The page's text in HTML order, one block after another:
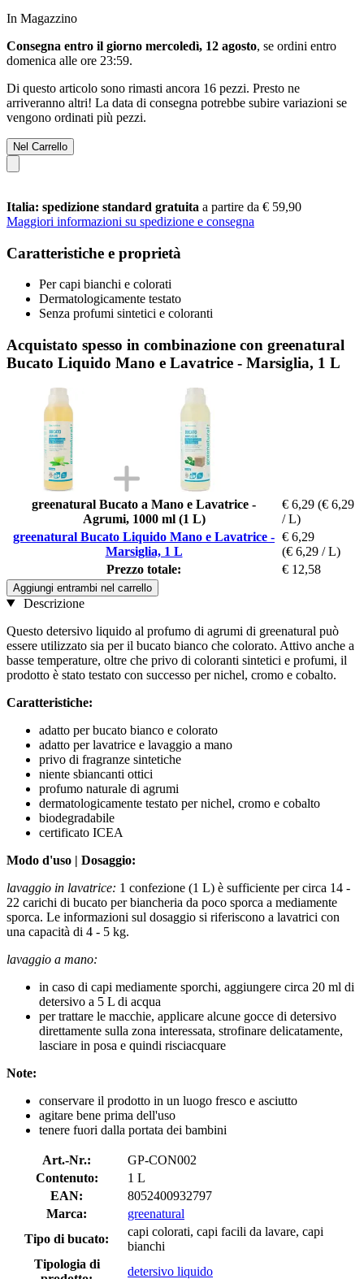
In Magazzino
Consegna entro il giorno mercoledì, 12 agosto, se ordini entro
domenica alle ore 23:59.
Di questo articolo sono rimasti ancora 16 pezzi. Presto ne
arriveranno altri! La data di consegna potrebbe subire variazioni se
vengono ordinati più pezzi.
Nel Carrello
Italia: spedizione standard gratuita a partire da € 59,90
Maggiori informazioni su spedizione e consegna
Caratteristiche e proprietà
Per capi bianchi e colorati
Dermatologicamente testato
Senza profumi sintetici e coloranti
Acquistato spesso in combinazione con greenatural
Bucato Liquido Mano e Lavatrice - Marsiglia, 1 L
greenatural Bucato a Mano e Lavatrice -
Agrumi, 1000 ml (1 L)
€ 6,29 (€ 6,29
/ L)
greenatural Bucato Liquido Mano e Lavatrice -
Marsiglia, 1 L
€ 6,29
(€ 6,29 / L)
Prezzo totale:
€ 12,58
Aggiungi entrambi nel carrello
Descrizione
Questo detersivo liquido al profumo di agrumi di greenatural può
essere utilizzato sia per il bucato bianco che colorato. Attivo anche a
basse temperature, oltre che privo di coloranti sintetici e profumi, il
prodotto è stato testato con successo per nichel, cromo e cobalto.
Caratteristiche:
adatto per bucato bianco e colorato
adatto per lavatrice e lavaggio a mano
privo di fragranze sintetiche
niente sbiancanti ottici
profumo naturale di agrumi
dermatologicamente testato per nichel, cromo e cobalto
biodegradabile
certificato ICEA
Modo d'uso | Dosaggio:
lavaggio in lavatrice: 1 confezione (1 L) è sufficiente per circa 14 -
22 carichi di bucato per biancheria da poco sporca a mediamente
sporca. Le informazioni sul dosaggio si riferiscono a lavatrici con
una capacità di 4 - 5 kg.
lavaggio a mano:
in caso di capi mediamente sporchi, aggiungere circa 20 ml di
detersivo a 5 L di acqua
per trattare le macchie, applicare alcune gocce di detersivo
direttamente sulla zona interessata, strofinare delicatamente,
lasciare in posa e quindi risciacquare
Note:
conservare il prodotto in un luogo fresco e asciutto
agitare bene prima dell'uso
tenere fuori dalla portata dei bambini
Art.-Nr.:
GP-CON002
Contenuto:
1 L
EAN:
8052400932797
Marca:
greenatural
Tipo di bucato:
capi colorati, capi facili da lavare, capi
bianchi
Tipologia di
detersivo liquido